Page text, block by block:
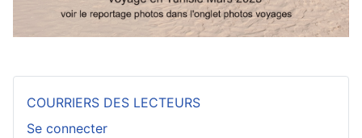
COURRIERS DES LECTEURS
Se connecter